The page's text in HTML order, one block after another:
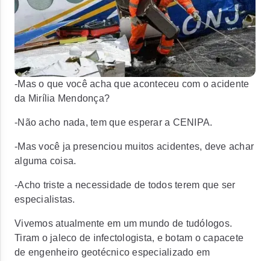
-Mas o que você acha que aconteceu com o acidente
da Mirília Mendonça?
-Não acho nada, tem que esperar a CENIPA.
-Mas você ja presenciou muitos acidentes, deve achar
alguma coisa.
-Acho triste a necessidade de todos terem que ser
especialistas.
Vivemos atualmente em um mundo de tudólogos.
Tiram o jaleco de infectologista, e botam o capacete
de engenheiro geotécnico especializado em